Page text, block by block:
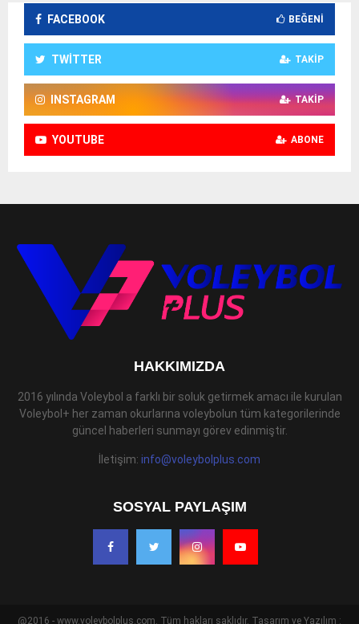
FACEBOOK BEĞENI
TWITTER TAKIP
INSTAGRAM TAKIP
YOUTUBE ABONE
HAKKIMIZDA
2016 yılında Voleybol a farklı bir soluk getirmek amacı ile kurulan
Voleybol+ her zaman okurlarına voleybolun tüm kategorilerinde
güncel haberleri sunmayı görev edinmiştir.
İletişim: info@voleybolplus.com
SOSYAL PAYLAŞIM
@2016 - www.voleybolplus.com. Tüm hakları saklıdır. Tasarım ve Yazılım :